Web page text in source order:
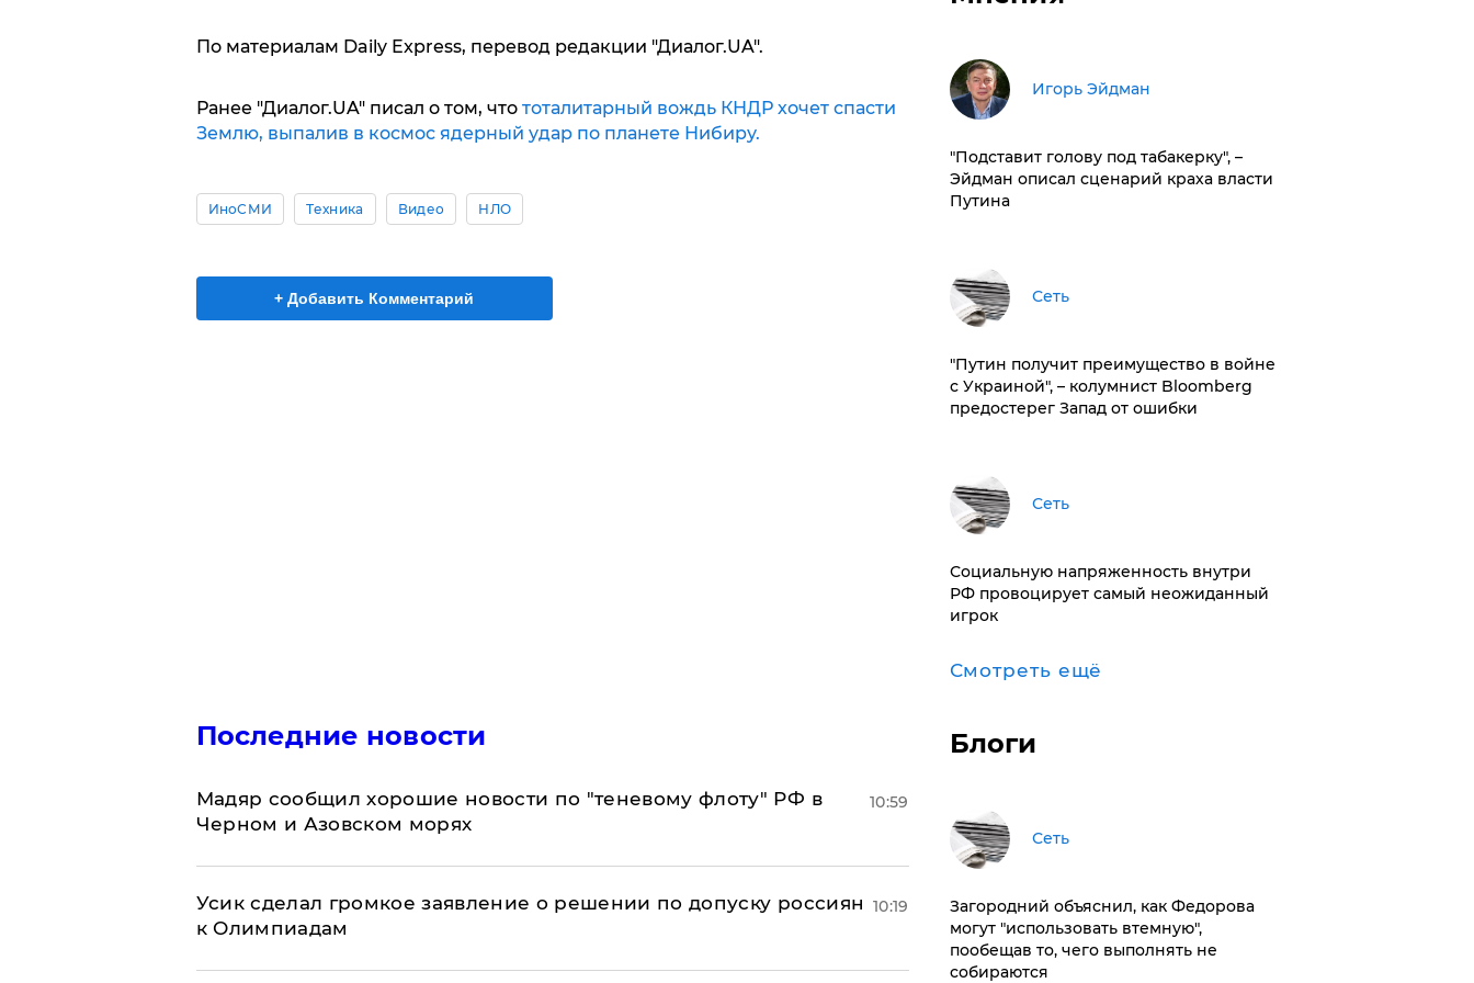
По материалам Daily Express, перевод редакции "Диалог.UA".
Ранее "Диалог.UA" писал о том, чтототалитарный вождь КНДР хочет спасти
Землю, выпалив в космос ядерный удар по планете Нибиру.
ИноСМИ Техника Видео НЛО
+ Добавить Комментарий
Последние новости
Мадяр сообщил хорошие новости по "теневому флоту" РФ в
Черном и Азовском морях
10:59
Усик сделал громкое заявление о решении по допуску россиян
к Олимпиадам
10:19
Игорь Эйдман
​"Подставит голову под табакерку", –
Эйдман описал сценарий краха власти
Путина
Сеть
"Путин получит преимущество в войне
с Украиной", – колумнист Bloomberg
предостерег Запад от ошибки
Сеть
Социальную напряженность внутри
РФ провоцирует самый неожиданный
игрок
Смотреть ещё
Блоги
Сеть
Загородний объяснил, как Федорова
могут "использовать втемную",
пообещав то, чего выполнять не
собираются